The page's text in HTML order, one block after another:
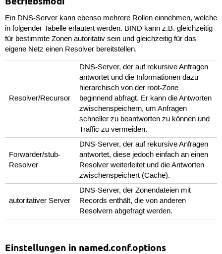
Ein DNS-Server kann ebenso mehrere Rollen einnehmen, welche
in folgender Tabelle erläutert werden. BIND kann z.B. gleichzeitig
für bestimmte Zonen autoritativ sein und gleichzeitig für das
eigene Netz einen Resolver bereitstellen.
Resolver/Recursor
DNS-Server, der auf rekursive Anfragen
antwortet und die Informationen dazu
hierarchisch von der root-Zone
beginnend abfragt. Er kann die Antworten
zwischenspeichern, um Anfragen
schneller zu beantworten zu können und
Traffic zu vermeiden.
Forwarder/stub-
Resolver
DNS-Server, der auf rekursive Anfragen
antwortet, diese jedoch einfach an einen
Resolver weiterleitet und die Antworten
zwischenspeichert (Cache).
autoritativer Server
DNS-Server, der Zonendateien mit
Records enthält, die von anderen
Resolvern abgefragt werden.
Einstellungen in named.conf.options